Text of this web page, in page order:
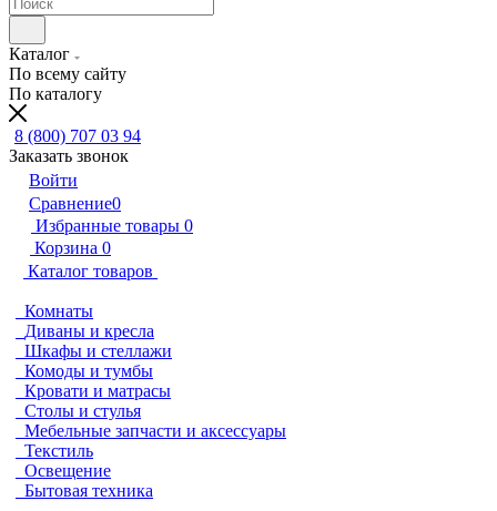
Каталог
По всему сайту
По каталогу
8 (800) 707 03 94
Заказать звонок
Войти
Сравнение0
Избранные товары 0
Корзина 0
Каталог товаров
Комнаты
Диваны и кресла
Шкафы и стеллажи
Комоды и тумбы
Кровати и матрасы
Столы и стулья
Мебельные запчасти и аксессуары
Текстиль
Освещение
Бытовая техника